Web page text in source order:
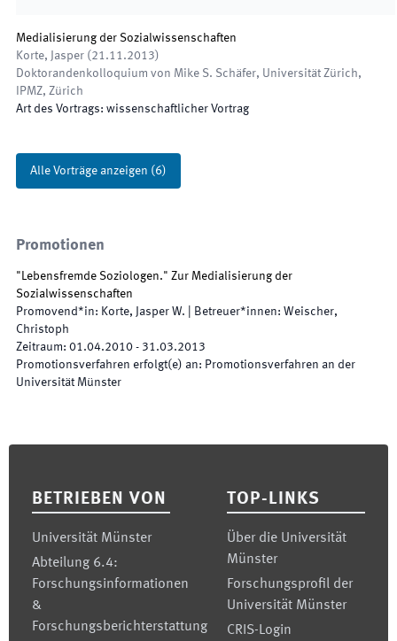
Medialisierung der Sozialwissenschaften
Korte, Jasper ( 21.11.2013)
Doktorandenkolloquium von Mike S. Schäfer, Universität Zürich,
IPMZ, Zürich
Art des Vortrags: wissenschaftlicher Vortrag
Alle Vorträge anzeigen (6)
Promotionen
"Lebensfremde Soziologen." Zur Medialisierung der
Sozialwissenschaften
Promovend*in: Korte, Jasper W. Betreuer*innen: Weischer,
Christoph
Zeitraum: 01.04.2010 - 31.03.2013
Promotionsverfahren erfolgt(e) an: Promotionsverfahren an der
Universität Münster
BETRIEBEN VON
Universität Münster
Abteilung 6.4:
Forschungsinformationen
&
Forschungsberichterstattung
TOP-LINKS
Über die Universität
Münster
Forschungsprofil der
Universität Münster
CRIS-Login